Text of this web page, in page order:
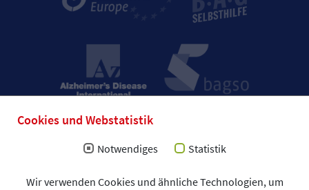
Cookies und Webstatistik
Notwendiges Statistik
Wir verwenden Cookies und ähnliche Technologien, um
Impressum